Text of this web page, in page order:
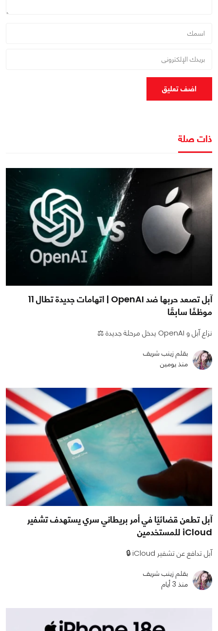
اضف تعليق
ذات صلة
آبل تصعد حربها ضد OpenAI | اتهامات جديدة تطال 11
موظفًا سابقًا
نزاع آبل و OpenAI يدخل مرحلة جديدة ⚖️
بقلم زينب شريف
منذ يومين
آبل تطعن قضائيًا في أمر بريطاني سري يستهدف تشفير
iCloud للمستخدمين
آبل تدافع عن تشفير iCloud 🔒
بقلم زينب شريف
منذ 3 أيام